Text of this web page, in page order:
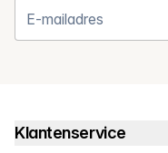
Klantenservice